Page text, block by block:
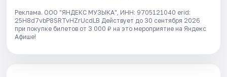
Реклама. ООО "ЯНДЕКС МУЗЫКА", ИНН: 9705121040 erid:
25H8d7vbP8SRTvHZrUcdLB Действует до 30 сентября 2026
при покупке билетов от 3 000 ₽ на это мероприятие на Яндекс
Афише!